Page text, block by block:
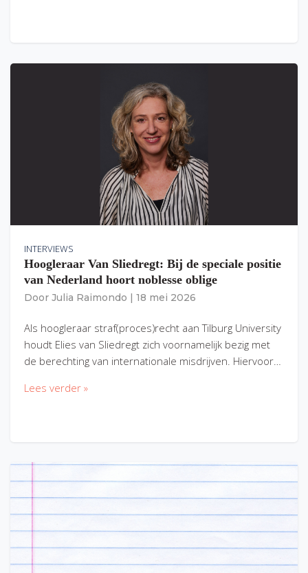
INTERVIEWS
Hoogleraar Van Sliedregt: Bij de speciale positie
van Nederland hoort noblesse oblige
Door Julia Raimondo 18 mei 2026
Als hoogleraar straf(proces)recht aan Tilburg University
houdt Elies van Sliedregt zich voornamelijk bezig met
de berechting van internationale misdrijven. Hiervoor…
Lees verder »